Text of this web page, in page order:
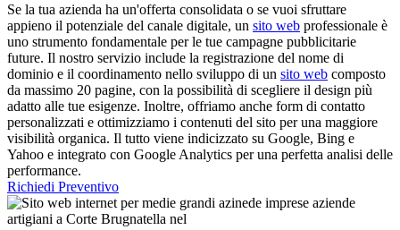
Se la tua azienda ha un'offerta consolidata o se vuoi sfruttare
appieno il potenziale del canale digitale, un sito web professionale è
uno strumento fondamentale per le tue campagne pubblicitarie
future. Il nostro servizio include la registrazione del nome di
dominio e il coordinamento nello sviluppo di un sito web composto
da massimo 20 pagine, con la possibilità di scegliere il design più
adatto alle tue esigenze. Inoltre, offriamo anche form di contatto
personalizzati e ottimizziamo i contenuti del sito per una maggiore
visibilità organica. Il tutto viene indicizzato su Google, Bing e
Yahoo e integrato con Google Analytics per una perfetta analisi delle
performance.
Richiedi Preventivo